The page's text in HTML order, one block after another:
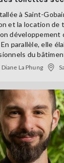
à Saint-
et la location de
développement
parallèle, elle
du
Diane La Phung